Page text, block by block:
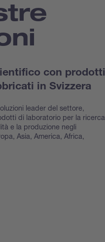
con prodotti
in Svizzera
leader del settore,
di laboratorio per la ricerca
e la produzione negli
Asia, America, Africa,